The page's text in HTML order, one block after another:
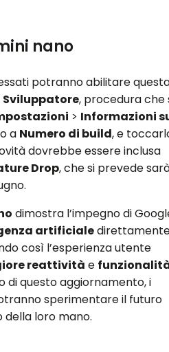
nano
potranno abilitare
Sviluppatore, procedura che
> Informazioni
a Numero di build, e
dovrebbe essere inclusa
Drop, che si prevede
dimostra l’impegno di
artificiale
così l’esperienza utente
reattività e
di questo aggiornamento, i
sperimentare il futuro
della loro mano.